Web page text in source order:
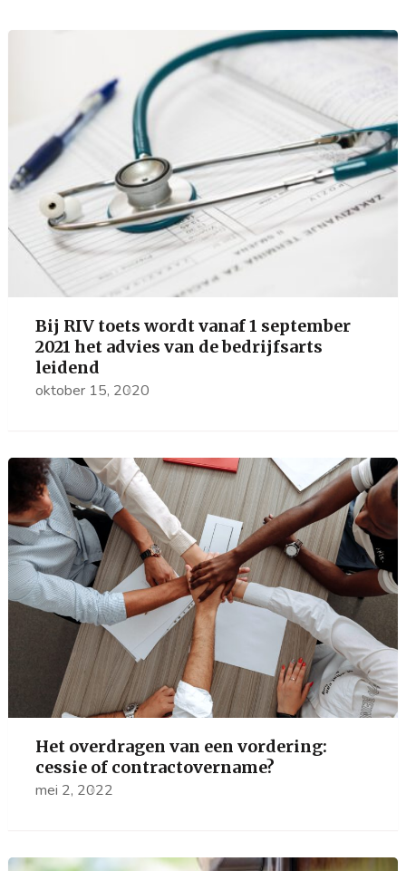
Bij RIV toets wordt vanaf 1 september
2021 het advies van de bedrijfsarts
leidend
oktober 15, 2020
Het overdragen van een vordering:
cessie of contractovername?
mei 2, 2022